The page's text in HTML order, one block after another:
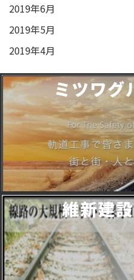
2019年6月
2019年5月
2019年4月
ミツワグ
維新建